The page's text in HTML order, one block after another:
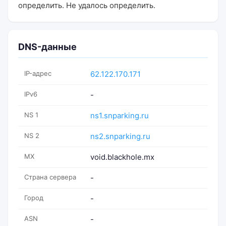
определить. Не удалось определить.
DNS-данные
IP-адрес 62.122.170.171
IPv6 -
NS 1 ns1.snparking.ru
NS 2 ns2.snparking.ru
MX void.blackhole.mx
Страна сервера -
Город -
ASN -